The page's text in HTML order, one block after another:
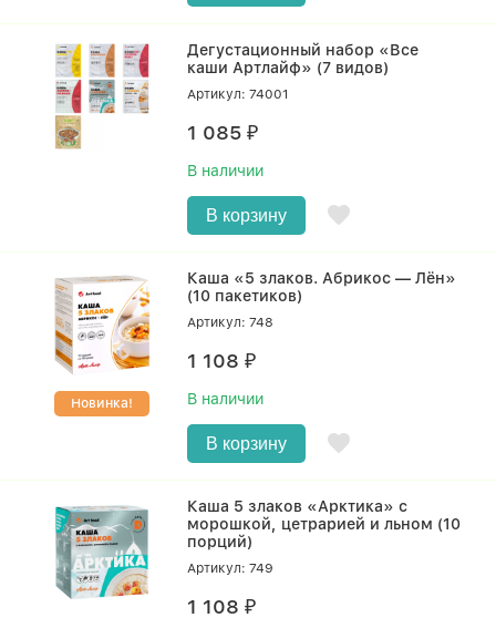
Дегустационный набор «Все
каши Артлайф» (7 видов)
Артикул: 74001
1 085₽
В наличии
В корзину
Новинка!
Каша «5 злаков. Абрикос — Лён»
(10 пакетиков)
Артикул: 748
1 108₽
В наличии
В корзину
Каша 5 злаков «Арктика» с
морошкой, цетрарией и льном (10
порций)
Артикул: 749
1 108₽